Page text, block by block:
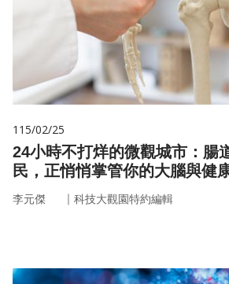
115/02/25
24小時不打烊的微觀城市：腸
民，正悄悄掌管你的大腦與健
李元傑 ｜ 科技大觀園特約編輯